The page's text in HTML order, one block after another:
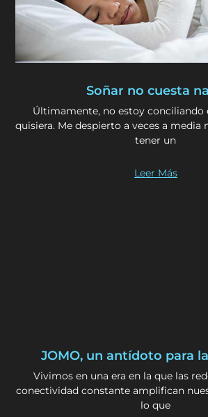
Soñar no cuesta
Últimamente, no estoy conciliando
quisiera. Me despierto a veces a media
tener un
Leer Más
JOMO, un antídoto para
Vivimos en una era en la que las
conectividad constante amplifican
lo que